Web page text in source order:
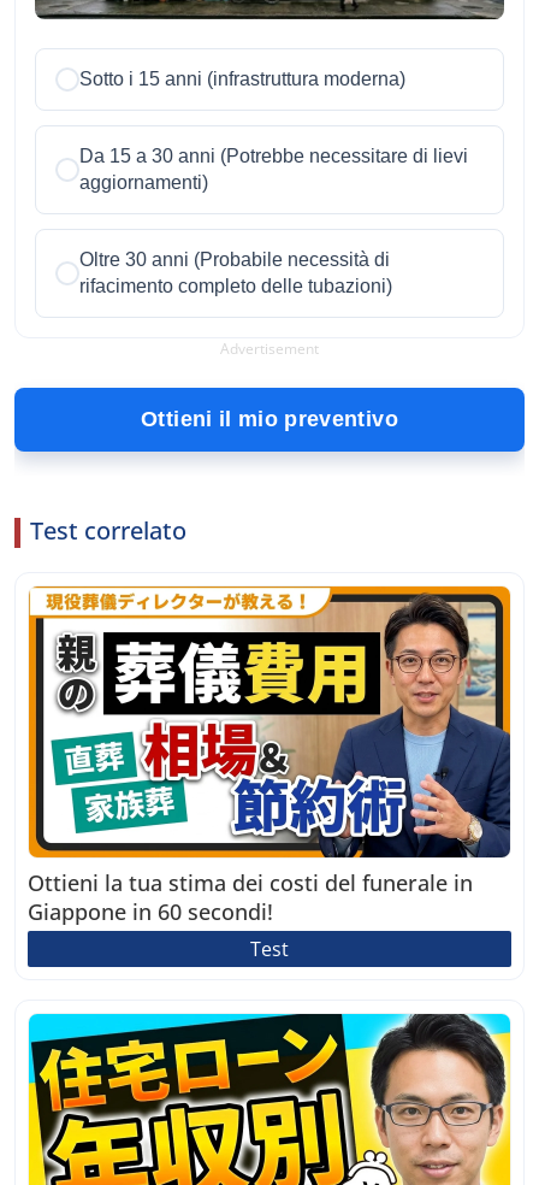
Sotto i 15 anni (infrastruttura moderna)
Da 15 a 30 anni (Potrebbe necessitare di lievi
aggiornamenti)
Oltre 30 anni (Probabile necessità di
rifacimento completo delle tubazioni)
Advertisement
Ottieni il mio preventivo
Test correlato
Ottieni la tua stima dei costi del funerale in
Giappone in 60 secondi!
Test